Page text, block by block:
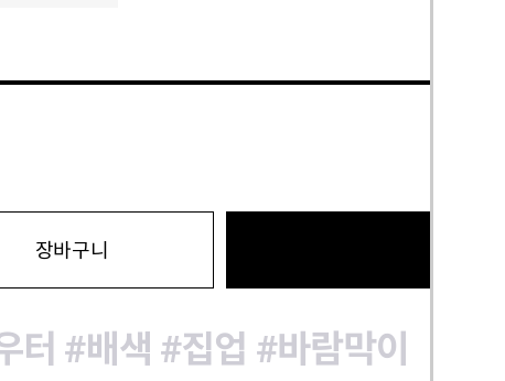
장바구니
터 #배색 #집업 #바람막이